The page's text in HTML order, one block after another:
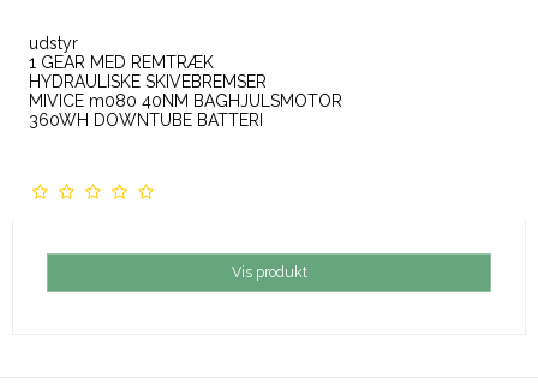
udstyr
1 GEAR MED REMTRÆK
HYDRAULISKE SKIVEBREMSER
MIVICE m080 40NM BAGHJULSMOTOR
360WH DOWNTUBE BATTERI
Vis produkt